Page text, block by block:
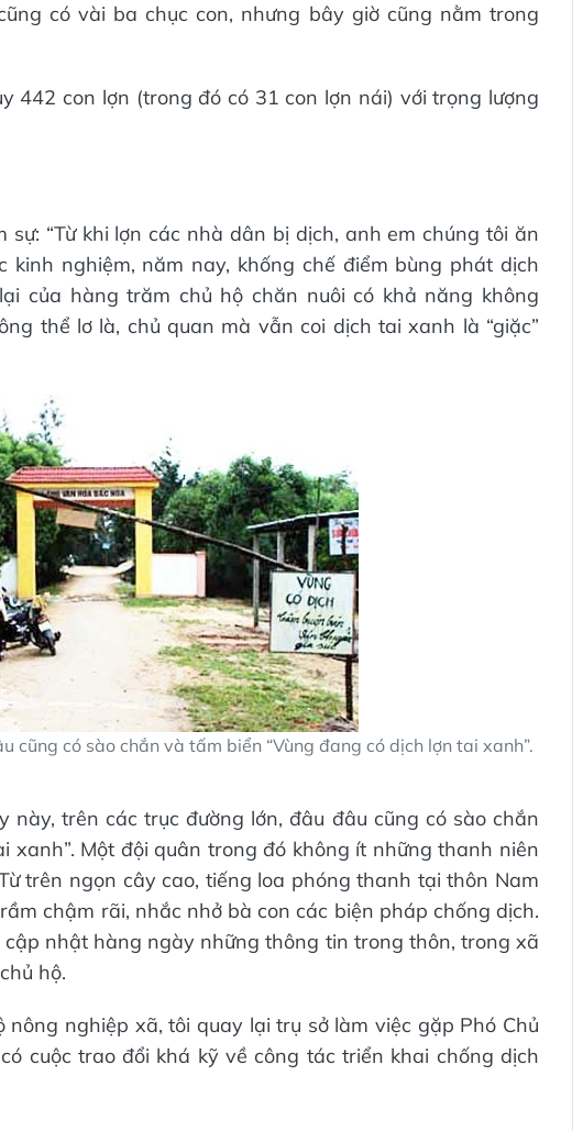
có vài ba chục con, nhưng bây giờ cũng nằm trong
442 con lợn (trong đó có 31 con lợn nái) với trọng lượng
“Từ khi lợn các nhà dân bị dịch, anh em chúng tôi ăn
kinh nghiệm, năm nay, khống chế điểm bùng phát dịch
của hàng trăm chủ hộ chăn nuôi có khả năng không
thể lơ là, chủ quan mà vẫn coi dịch tai xanh là “giặc”
cũng có sào chắn và tấm biển “Vùng đang có dịch lợn tai xanh”.
trên các trục đường lớn, đâu đâu cũng có sào chắn
xanh”. Một đội quân trong đó không ít những thanh niên
trên ngọn cây cao, tiếng loa phóng thanh tại thôn Nam
chậm rãi, nhắc nhở bà con các biện pháp chống dịch.
nhật hàng ngày những thông tin trong thôn, trong xã
hộ.
nghiệp xã, tôi quay lại trụ sở làm việc gặp Phó Chủ
cuộc trao đổi khá kỹ về công tác triển khai chống dịch